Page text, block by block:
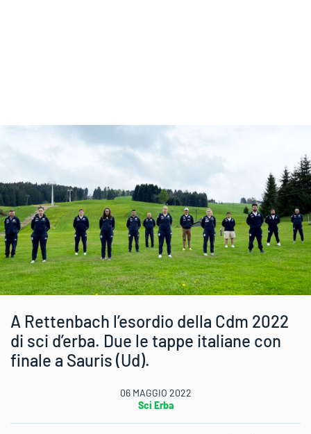
A Rettenbach l’esordio della Cdm 2022
di sci d’erba. Due le tappe italiane con
finale a Sauris (Ud).
06 MAGGIO 2022
Sci Erba